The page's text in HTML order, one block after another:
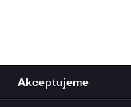
Akceptujeme